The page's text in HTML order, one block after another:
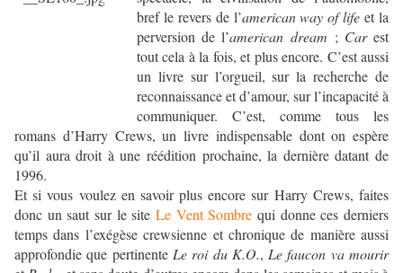
bref le revers de l’american way of life et la
perversion de l’american dream ; Carest
tout cela à la fois, et plus encore. C’est aussi
un livre sur l’orgueil, sur la recherche de
reconnaissance et d’amour, sur l’incapacité à
communiquer. C’est, comme tous les
romans d’Harry Crews, un livre indispensable dont on espère
qu’il aura droit à une réédition prochaine, la dernière datant de
1996.
Et si vous voulez en savoir plus encore sur Harry Crews, faites
donc un saut sur le site Le Vent Sombre qui donne ces derniers
temps dans l’exégèse crewsienne et chronique de manière aussi
approfondie que pertinente Le roi du K.O., Le faucon va mourir